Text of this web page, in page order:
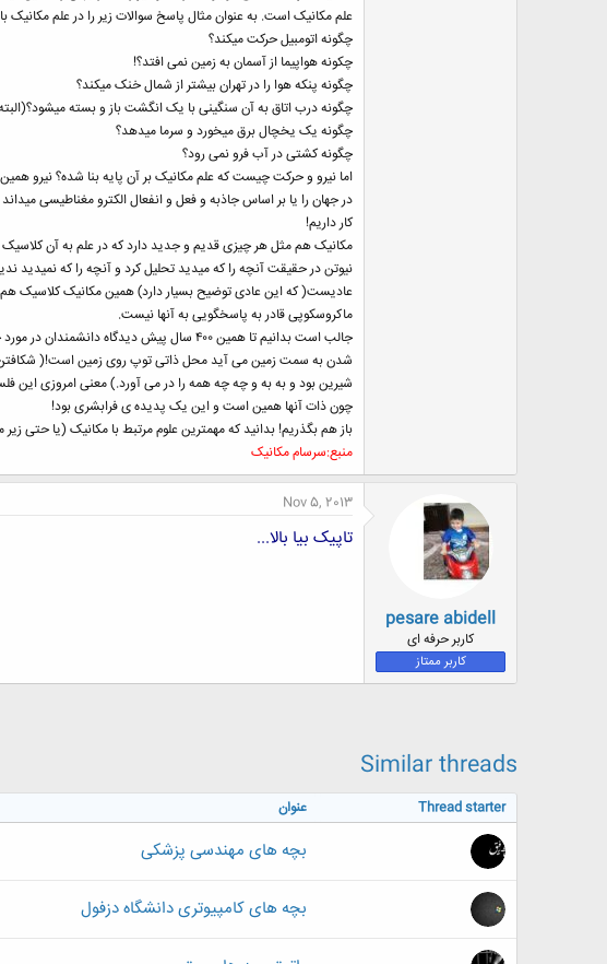
علم مکانیک است. به عنوان مثال پاسخ سوالات زیر را در علم مکانیک
چگونه اتومبیل حرکت میکند؟
چکونه هواپیما از آسمان به زمین نمی افتد؟!
چگونه پنکه هوا را در تهران بیشتر از شمال خنک میکند؟
چگونه درب اتاق به آن سنگینی با یک انگشت باز و بسته
چگونه یک یخچال برق میخورد و سرما میدهد؟
چگونه کشتی در آب فرو نمی رود؟
اما نیرو و حرکت چیست که علم مکانیک بر آن پایه بنا شده؟ نیرو
در جهان را یا بر اساس جاذبه و فعل و انفعال الکترو مغناطیسی
کار داریم!
مکانیک هم مثل هر چیزی قدیم و جدید دارد که در علم به آن کلاسیک و
نیوتن در حقیقت آنچه را که میدید تحلیل کرد و آنچه را که نمیدید
عادیست( که این عادی توضیح بسیار دارد) همین مکانیک کلاسیک
ماکروسکوپی قادر به پاسخگویی به آنها نیست.
جالب است بدانیم تا همین ۴۰۰ سال پیش
شدن به سمت زمین می آید محل ذاتی توپ روی زمین است!( شکافتن
شیرین بود و به به و چه چه همه را در می آورد.) معنی امروزی این
چون ذات آنها همین است و این یک پدیده ی فرابشری بود!
باز هم بگذریم! بدانید که مهمترین علوم مرتبط با مکانیک (یا حتی
منبع:سرسام مکانیک
pesare abidell
کاربر حرفه ای
کاربر ممتاز
Nov 5, 2013
تاپیک بیا بالا...
Similar threads
Thread starter عنوان
بچه های مهندسی پزشکی
بچه های کامپیوتری دانشگاه دزفول